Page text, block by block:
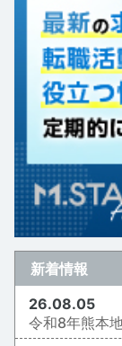
新着情報
26.08.05
令和8年熊本